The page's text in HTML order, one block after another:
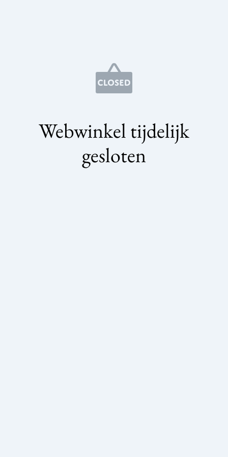
Webwinkel tijdelijk
gesloten